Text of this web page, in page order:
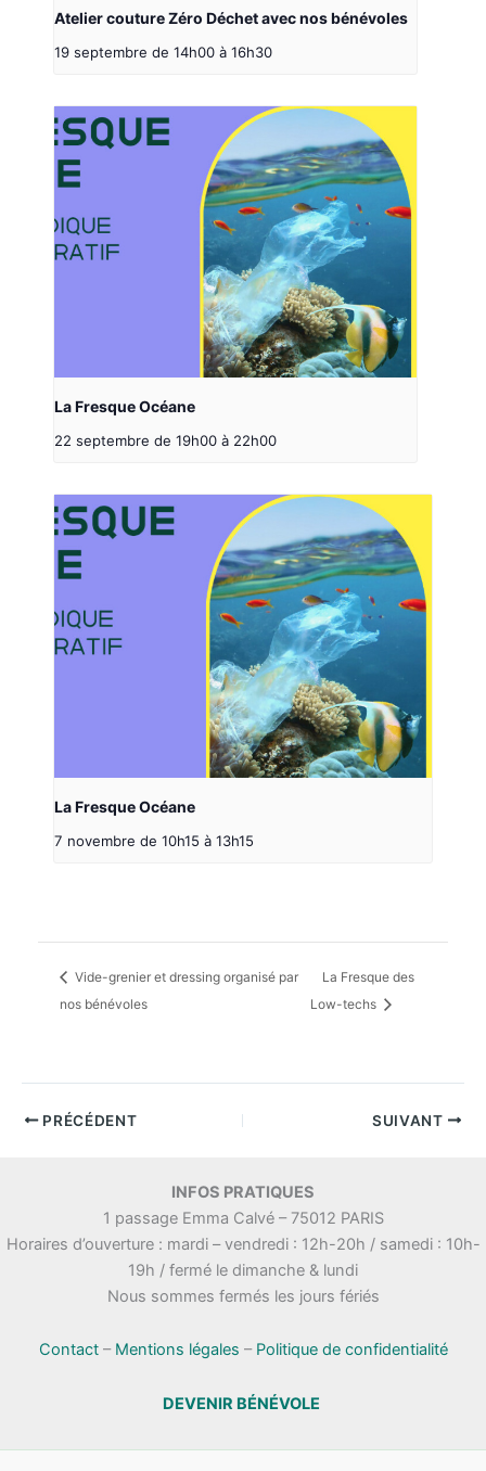
Atelier couture Zéro Déchet avec nos bénévoles
19 septembre de 14h00 à 16h30
La Fresque Océane
22 septembre de 19h00 à 22h00
La Fresque Océane
7 novembre de 10h15 à 13h15
Vide-grenier et dressing organisé par
nos bénévoles
La Fresque des
Low-techs
PRÉCÉDENT SUIVANT
INFOS PRATIQUES
1 passage Emma Calvé – 75012 PARIS
Horaires d’ouverture : mardi – vendredi : 12h-20h / samedi : 10h-
19h / fermé le dimanche & lundi
Nous sommes fermés les jours fériés
Contact– Mentions légales – Politique de confidentialité
DEVENIR BÉNÉVOLE